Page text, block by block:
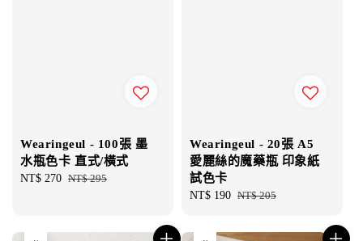
Wearingeul - 100張 墨
水瓶色卡 直式/橫式
Sale
NT$ 270 Regular
NT$ 295
Wearingeul - 20張 A5
愛麗絲的魔藥瓶 印象紙
試色卡
Sale
NT$ 190 Regular
NT$ 205